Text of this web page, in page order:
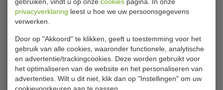
privacyverklaring leest u hoe we uw persoonsgegevens
verwerken.
Door op "Akkoord" te klikken, geeft u toestemming voor het
gebruik van alle cookies, waaronder functionele, analytische
en advertentie/trackingcookies. Deze worden gebruikt voor
het optimaliseren van de website en het personaliseren van
advertenties. Wilt u dit niet, klik dan op "Instellingen" om uw
Merk
Tefcold
Artikelnummer
Levertijd
Bel voor levertijd
€ 69,00excl. btw